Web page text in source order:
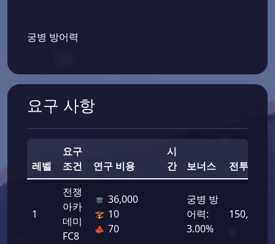
궁병 방어력
요구 사항
레벨
요구
조건
연구 비용
시
간
보너스 전투력
1
전쟁
아카
데미
FC8
36,000
10
70
궁병 방
어력:
3.00%
150,000